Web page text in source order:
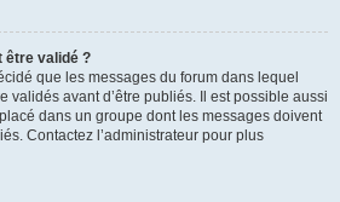
être validé ?
que les messages du forum dans lequel
validés avant d’être publiés. Il est possible aussi
dans un groupe dont les messages doivent
Contactez l’administrateur pour plus